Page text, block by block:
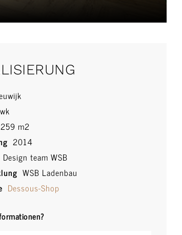
259 m2
2014
Design team WSB
WSB Ladenbau
Dessous-Shop